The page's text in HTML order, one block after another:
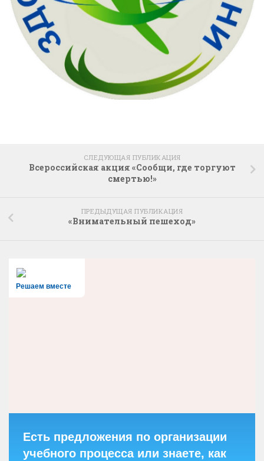
СЛЕДУЮЩАЯ ПУБЛИКАЦИЯ
Всероссийская акция «Сообщи, где торгуют
смертью!»
ПРЕДЫДУЩАЯ ПУБЛИКАЦИЯ
«Внимательный пешеход»
Решаем вместе
Есть предложения по организации
учебного процесса или знаете, как